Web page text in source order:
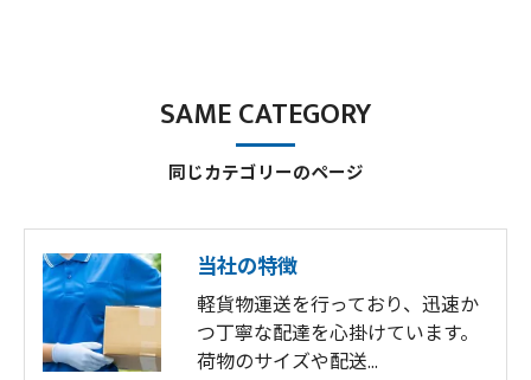
同じカテゴリーのページ
SAME CATEGORY
当社の特徴
軽貨物運送を行っており、迅速か
つ丁寧な配達を心掛けています。
荷物のサイズや配送…